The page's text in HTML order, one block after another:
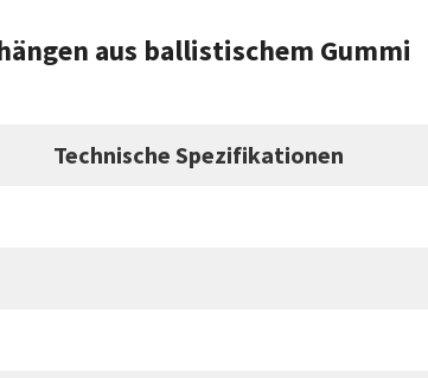
aus ballistischem Gummi
Technische Spezifikationen